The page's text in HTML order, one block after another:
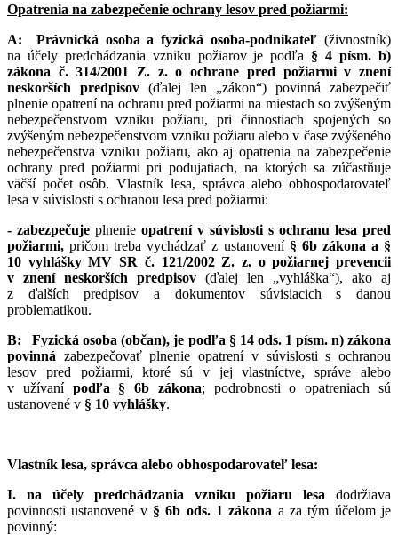
Opatrenia na zabezpečenie ochrany lesov pred požiarmi:
A: Právnická osoba a fyzická osoba-podnikateľ (živnostník)
na účely predchádzania vzniku požiarov je podľa § 4 písm. b)
zákona č. 314/2001 Z. z. o ochrane pred požiarmi v znení
neskorších predpisov (ďalej len „zákon“) povinná zabezpečiť
plnenie opatrení na ochranu pred požiarmi na miestach so zvýšeným
nebezpečenstvom vzniku požiaru, pri činnostiach spojených so
zvýšeným nebezpečenstvom vzniku požiaru alebo v čase zvýšeného
nebezpečenstva vzniku požiaru, ako aj opatrenia na zabezpečenie
ochrany pred požiarmi pri podujatiach, na ktorých sa zúčastňuje
väčší počet osôb. Vlastník lesa, správca alebo obhospodarovateľ
lesa v súvislosti s ochranou lesa pred požiarmi:
- zabezpečuje plnenie opatrení v súvislosti s ochranu lesa pred
požiarmi, pričom treba vychádzať z ustanovení § 6b zákona a §
10 vyhláškyMV SR č. 121/2002 Z. z. o požiarnej prevencii
v znení neskorších predpisov (ďalej len „vyhláška“), ako aj
z ďalších predpisov a dokumentov súvisiacich s danou
problematikou.
B: Fyzická osoba (občan), je podľa § 14 ods. 1 písm. n) zákona
povinná zabezpečovať plnenie opatrení v súvislosti s ochranou
lesov pred požiarmi, ktoré sú v jej vlastníctve, správe alebo
v užívaní podľa § 6b zákona; podrobnosti o opatreniach sú
ustanovené v § 10 vyhlášky.
Vlastník lesa, správca alebo obhospodarovateľ lesa:
I.
na účely predchádzania vzniku požiaru lesa dodržiava
povinnosti ustanovené v § 6b ods. 1 zákona a za tým účelom je
povinný: